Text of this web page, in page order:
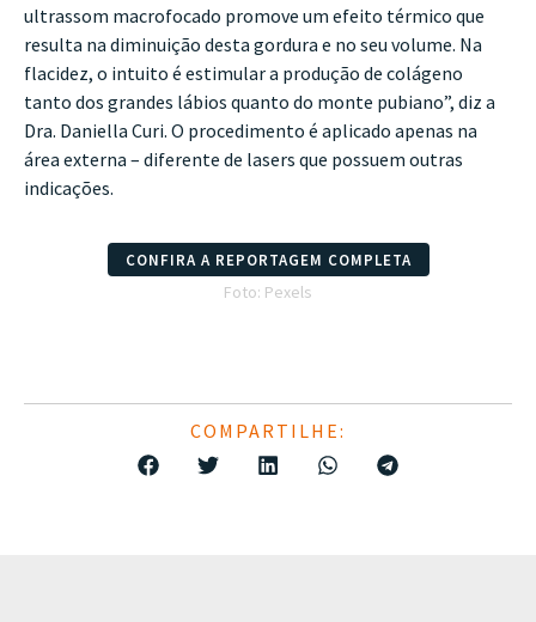
ultrassom macrofocado promove um efeito térmico que
resulta na diminuição desta gordura e no seu volume. Na
flacidez, o intuito é estimular a produção de colágeno
tanto dos grandes lábios quanto do monte pubiano”, diz a
Dra. Daniella Curi. O procedimento é aplicado apenas na
área externa – diferente de lasers que possuem outras
indicações.
CONFIRA A REPORTAGEM COMPLETA
Foto: Pexels
COMPARTILHE: